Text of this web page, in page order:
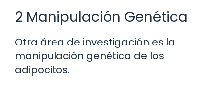
2 Manipulación Genética
Otra área de investigación es la
manipulación genética de los
adipocitos.